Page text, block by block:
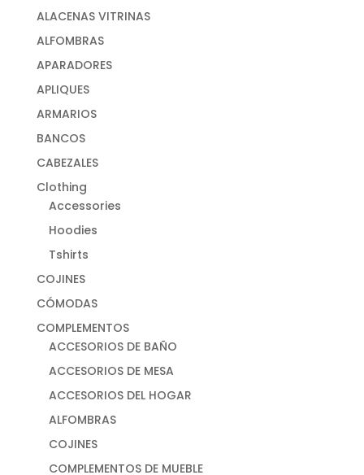
ALACENAS VITRINAS
ALFOMBRAS
APARADORES
APLIQUES
ARMARIOS
BANCOS
CABEZALES
Clothing
Accessories
Hoodies
Tshirts
COJINES
CÓMODAS
COMPLEMENTOS
ACCESORIOS DE BAÑO
ACCESORIOS DE MESA
ACCESORIOS DEL HOGAR
ALFOMBRAS
COJINES
COMPLEMENTOS DE MUEBLE